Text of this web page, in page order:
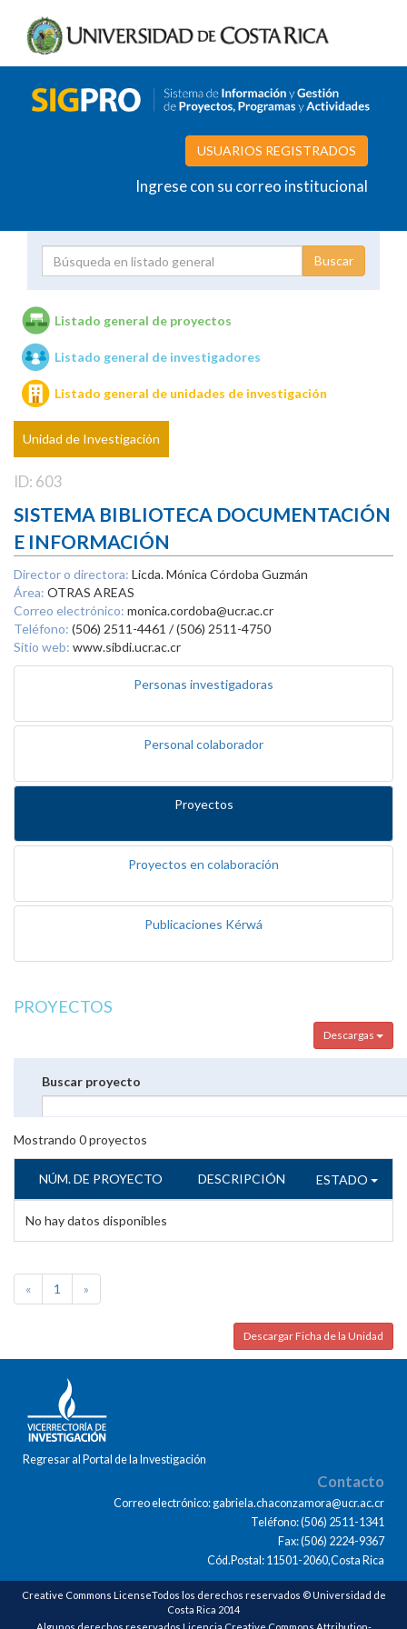
USUARIOS REGISTRADOS
Ingrese con su correo institucional
Unidades de investigación
Listado general de proyectos
Listado general de investigadores
Listado general de unidades de investigación
Unidad de Investigación
ID: 603
SISTEMA BIBLIOTECA DOCUMENTACIÓN
E INFORMACIÓN
Director o directora: Licda. Mónica Córdoba Guzmán
Área: OTRAS AREAS
Correo electrónico: monica.cordoba@ucr.ac.cr
Teléfono: (506) 2511-4461 / (506) 2511-4750
Sitio web: www.sibdi.ucr.ac.cr
Personas investigadoras
Personal colaborador
Proyectos
Proyectos en colaboración
Publicaciones Kérwá
PROYECTOS
Descargas
Buscar proyecto
Mostrando 0proyectos
NÚM. DE PROYECTO DESCRIPCIÓN ESTADO
No hay datos disponibles
« 1 »
Descargar Ficha de la Unidad
Regresar al Portal de la Investigación
Contacto
Correo electrónico: gabriela.chaconzamora@ucr.ac.cr
Teléfono: (506) 2511-1341
Fax: (506) 2224-9367
Cód.Postal: 11501-2060,Costa Rica
Creative Commons LicenseTodos los derechos reservados © Universidad de
Costa Rica 2014